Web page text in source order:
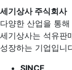
세기상사 주식회사
다양한 산업을 통
세기상사는 석유판
성장하는 기업입니
SINCE